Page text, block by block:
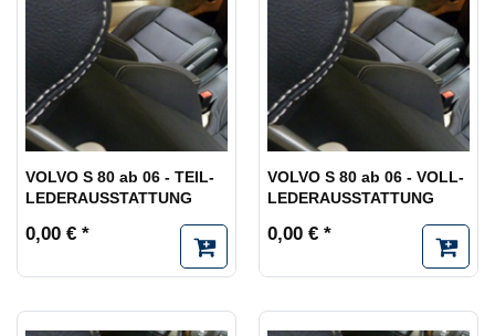
VOLVO S 80 ab 06 - TEIL-
LEDERAUSSTATTUNG
0,00 € *
VOLVO S 80 ab 06 - VOLL-
LEDERAUSSTATTUNG
0,00 € *